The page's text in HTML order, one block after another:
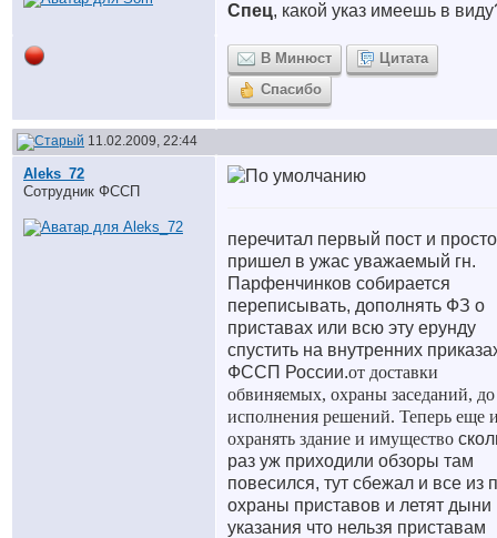
Спец, какой указ имеешь в
В Минюст
Цитата
Спасибо
11.02.2009, 22:44
Aleks_72
Сотрудник ФССП
перечитал первый пост и просто
пришел в ужас уважаемый гн.
Парфенчинков собирается
переписывать, дополнять ФЗ о
приставах или всю эту ерунду
спустить на внутренних
ФССП России.от доставки
обвиняемых, охраны заседаний, до
исполнения решений. Теперь еще
охранять здание и имущество
раз уж приходили обзоры там
повесился, тут сбежал и все из
охраны приставов и летят дыни
указания что нельзя приставам